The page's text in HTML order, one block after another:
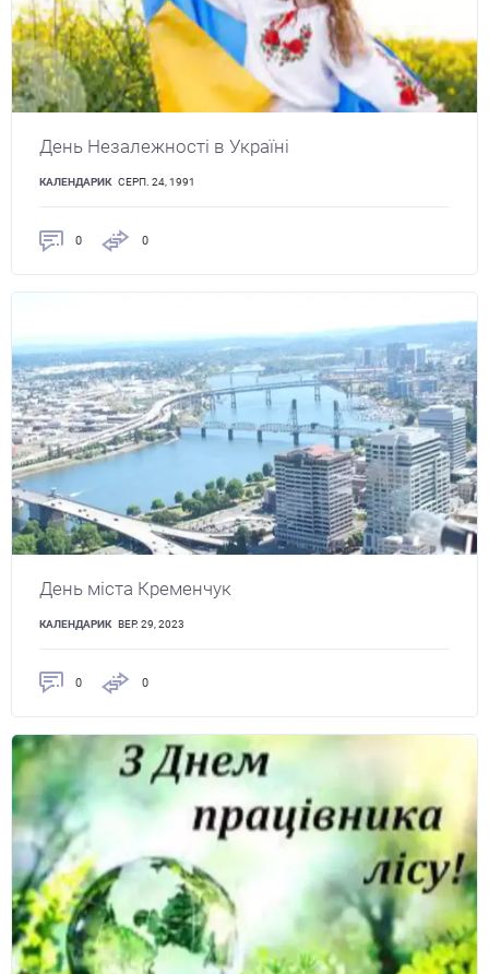
День Незалежності в Україні
КАЛЕНДАРИК СЕРП. 24, 1991
0 0
День міста Кременчук
КАЛЕНДАРИК ВЕР. 29, 2023
0 0